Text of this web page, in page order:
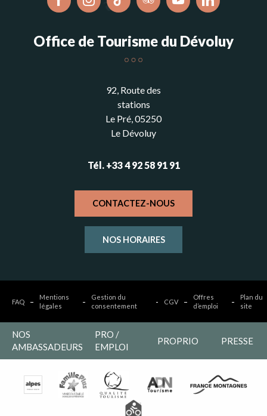
Office de Tourisme du Dévoluy
92, Route des
stations
Le Pré, 05250
Le Dévoluy
Tél. +33 4 92 58 91 91
CONTACTEZ-NOUS
NOS HORAIRES
FAQ
Mentions
légales
Gestion du
consentement
CGV
Offres
d’emploi
Plan du
site
NOS
AMBASSADEURS
PRO /
EMPLOI
PROPRIO PRESSE